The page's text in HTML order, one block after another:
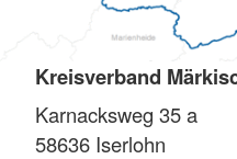
Kreisverband
Karnacksweg 35 a
58636 Iserlohn